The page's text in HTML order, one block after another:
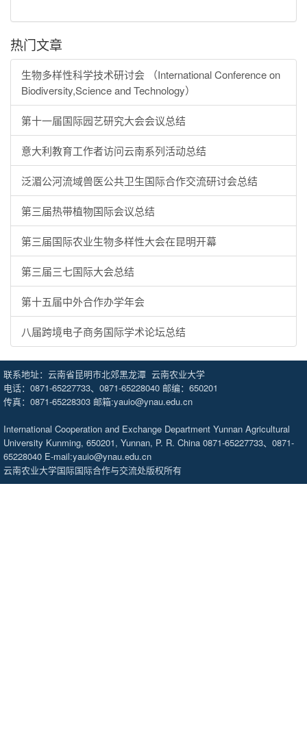
热门文章
生物多样性科学技术研讨会 （International Conference on
Biodiversity,Science and Technology）
第十一届国际园艺研究大会会议总结
意大利教育工作者访问云南系列活动总结
泛湄公河流域兽医公共卫生国际合作交流研讨会总结
第三届热带植物国际会议总结
第三届国际农业生物多样性大会在昆明开幕
第三届三七国际大会总结
第十五届中外合作办学年会
八届跨境电子商务国际学术论坛总结
联系地址：云南省昆明市北郊黑龙潭 云南农业大学
电话：0871-65227733、0871-65228040 邮编：650201
传真：0871-65228303 邮箱:yauio@ynau.edu.cn
International Cooperation and Exchange Department Yunnan Agricultural
University Kunming, 650201, Yunnan, P. R. China 0871-65227733、0871-
65228040 E-mail:yauio@ynau.edu.cn
云南农业大学国际国际合作与交流处版权所有